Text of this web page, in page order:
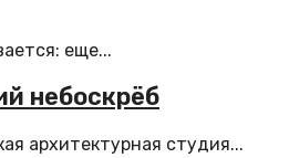
еще...
небоскрёб
архитектурная студия...